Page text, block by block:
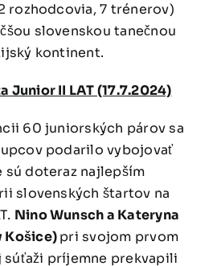
Kontakt
rozhodcovia, 7 trénerov)
slovenskou tanečnou
kontinent.
Junior II LAT (17.7.2024)
60 juniorských párov sa
podarilo vybojovať
sú doteraz najlepším
slovenských štartov na
Nino Wunsch a Kateryna
Košice)pri svojom prvom
príjemne prekvapili